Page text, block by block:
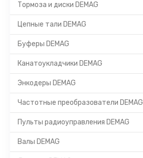
Тормоза и диски DEMAG
Цепные тали DEMAG
Буферы DEMAG
Канатоукладчики DEMAG
Энкодеры DEMAG
Частотные преобразователи DEMAG
Пульты радиоуправления DEMAG
Валы DEMAG